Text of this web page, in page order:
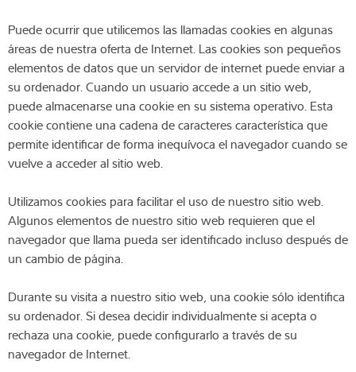
Puede ocurrir que utilicemos las llamadas cookies en algunas
áreas de nuestra oferta de Internet. Las cookies son pequeños
elementos de datos que un servidor de internet puede enviar a
su ordenador. Cuando un usuario accede a un sitio web,
puede almacenarse una cookie en su sistema operativo. Esta
cookie contiene una cadena de caracteres característica que
permite identificar de forma inequívoca el navegador cuando se
vuelve a acceder al sitio web.
Utilizamos cookies para facilitar el uso de nuestro sitio web.
Algunos elementos de nuestro sitio web requieren que el
navegador que llama pueda ser identificado incluso después de
un cambio de página.
Durante su visita a nuestro sitio web, una cookie sólo identifica
su ordenador. Si desea decidir individualmente si acepta o
rechaza una cookie, puede configurarlo a través de su
navegador de Internet.